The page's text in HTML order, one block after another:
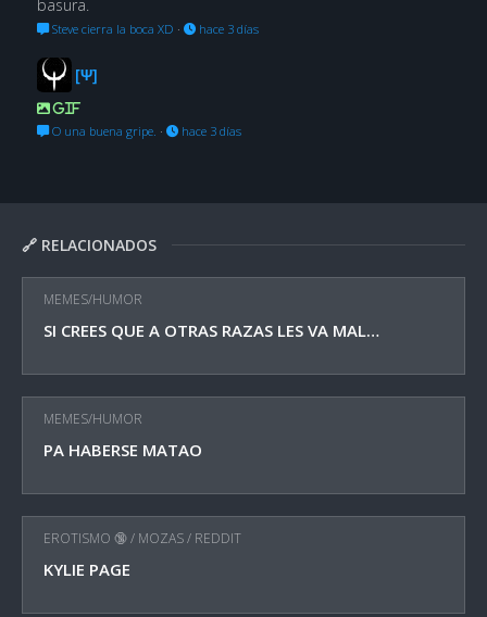
🔗 RELACIONADOS
MEMES/HUMOR
SI CREES QUE A OTRAS RAZAS LES VA MAL…
MEMES/HUMOR
PA HABERSE MATAO
EROTISMO 🔞/ MOZAS/ REDDIT
KYLIE PAGE
basura.
Steve cierra la boca XD · hace 3 días
[Ψ]
GIF
O una buena gripe. · hace 3 días